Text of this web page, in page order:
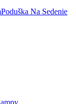
Poduška Na Sedenie